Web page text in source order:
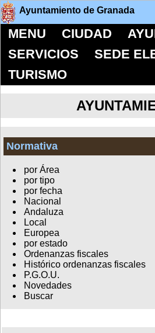
Ayuntamiento de Granada
MENU CIUDAD
SERVICIOS
SEDE
TURISMO
Normativa
por Área
por tipo
por fecha
Nacional
Andaluza
Local
Europea
por estado
Ordenanzas fiscales
Histórico ordenanzas fiscales
P.G.O.U.
Novedades
Buscar